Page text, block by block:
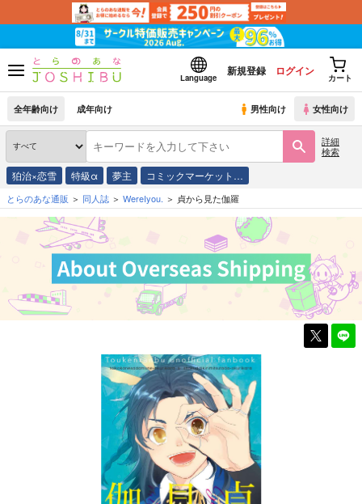
Language
新規登録 ログイン
カート
全年齢向け 成年向け 男性向け 女性向け
詳細
検索
狛治×恋雪 特級α 夢主 コミックマーケット…
とらのあな通販 同人誌 WereIyou. 貞から見た伽羅